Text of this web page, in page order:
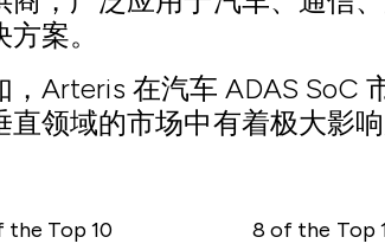
案。
，Arteris 在汽车 ADAS SoC
直领域的市场中有着极大影
the Top 10
8 of the Top